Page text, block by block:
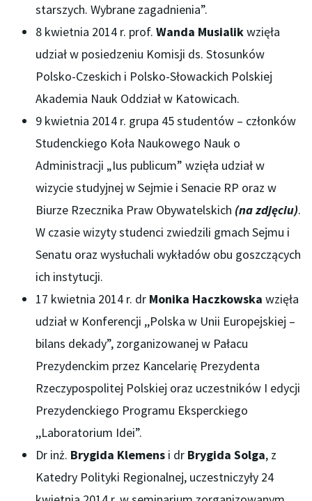
starszych. Wybrane zagadnienia”.
8 kwietnia 2014 r. prof. Wanda Musialikwzięła
udział w posiedzeniu Komisji ds. Stosunków
Polsko-Czeskich i Polsko-Słowackich Polskiej
Akademia Nauk Oddział w Katowicach.
9 kwietnia 2014 r. grupa 45 studentów – członków
Studenckiego Koła Naukowego Nauk o
Administracji „Ius publicum” wzięła udział w
wizycie studyjnej w Sejmie i Senacie RP oraz w
Biurze Rzecznika Praw Obywatelskich (na zdjęciu).
W czasie wizyty studenci zwiedzili gmach Sejmu i
Senatu oraz wysłuchali wykładów obu goszczących
ich instytucji.
17 kwietnia 2014 r. dr Monika Haczkowska wzięła
udział w Konferencji ,,Polska w Unii Europejskiej –
bilans dekady”, zorganizowanej w Pałacu
Prezydenckim przez Kancelarię Prezydenta
Rzeczypospolitej Polskiej oraz uczestników I edycji
Prezydenckiego Programu Eksperckiego
,,Laboratorium Idei”.
Dr inż. Brygida Klemens i dr Brygida Solga, z
Katedry Polityki Regionalnej, uczestniczyły 24